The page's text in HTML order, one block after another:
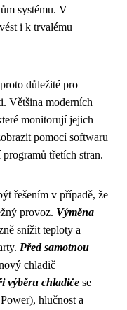
systému. V
i k trvalému
důležité pro
Většina moderních
monitorují jejich
pomocí softwaru
třetích stran.
řešením v případě, že
provoz. Výměna
snížit teploty a
Před samotnou
chladič
výběru chladiče se
hlučnost a